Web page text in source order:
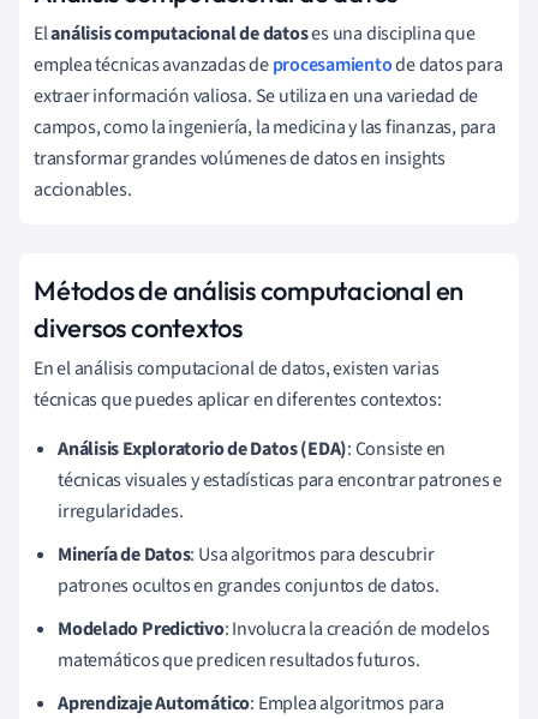
Elanálisis computacional de datoses una disciplina que
emplea técnicas avanzadas deprocesamientode datos para
extraer información valiosa. Se utiliza en una variedad de
campos, como la ingeniería, la medicina y las finanzas, para
transformar grandes volúmenes de datos en insights
accionables.
Métodos de análisis computacional en
diversos contextos
En el análisis computacional de datos, existen varias
técnicas que puedes aplicar en diferentes contextos:
Análisis Exploratorio de Datos (EDA): Consiste en
técnicas visuales y estadísticas para encontrar patrones e
irregularidades.
Minería de Datos: Usa algoritmos para descubrir
patrones ocultos en grandes conjuntos de datos.
Modelado Predictivo: Involucra la creación de modelos
matemáticos que predicen resultados futuros.
Aprendizaje Automático: Emplea algoritmos para